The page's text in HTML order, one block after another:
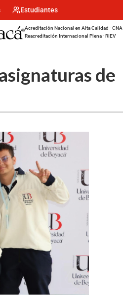
Estudiantes
Acreditación Nacional en Alta Calidad - CNA
Reacreditación Internacional Plena - RIEV
de